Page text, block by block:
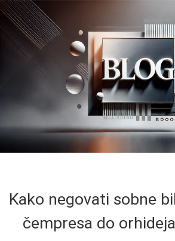
Kako negovati sobne
čempresa do